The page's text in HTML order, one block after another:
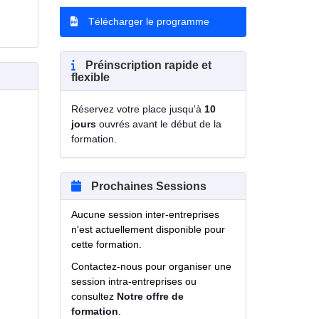
Télécharger le programme
Préinscription rapide et
flexible
Réservez votre place jusqu'à 10
joursouvrés avant le début de la
formation.
Prochaines Sessions
Aucune session inter-entreprises
n'est actuellement disponible pour
cette formation.
Contactez-nous pour organiser une
session intra-entreprises ou
consultez Notre offre de
formation